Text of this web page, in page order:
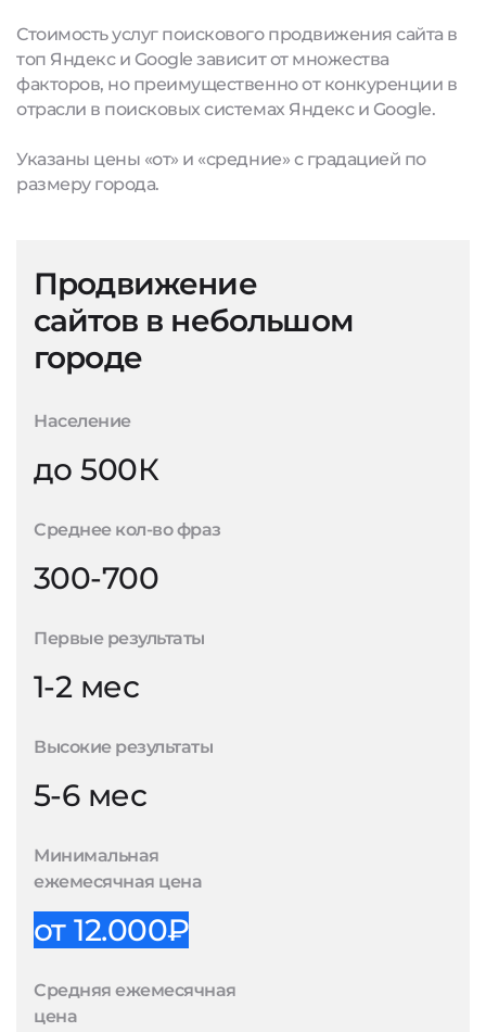
Стоимость услуг поискового продвижения сайта в
топ Яндекс и Google зависит от множества
факторов, но преимущественно от конкуренции в
отрасли в поисковых системах Яндекс и Google.
Указаны цены «от» и «средние» с градацией по
размеру города.
Продвижение
сайтов в небольшом
городе
Население
до 500К
Среднее кол-во фраз
300-700
Первые результаты
1-2 мес
Высокие результаты
5-6 мес
Минимальная
ежемесячная цена
от 12.000₽
Средняя ежемесячная
цена